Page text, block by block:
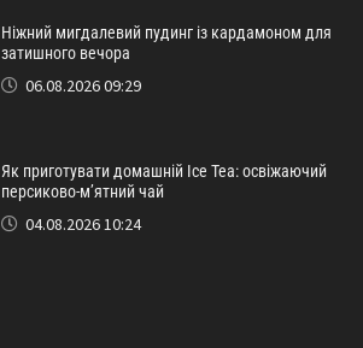
Ніжний мигдалевий пудинг із кардамоном для
затишного вечора
06.08.2026 09:29
Як приготувати домашній Ice Tea: освіжаючий
персиково-м’ятний чай
04.08.2026 10:24